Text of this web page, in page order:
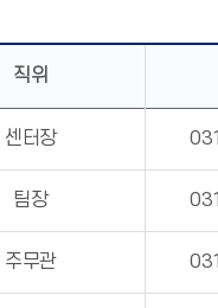
직위
센터장
팀장
주무관